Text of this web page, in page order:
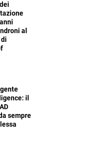
al
il
sempre